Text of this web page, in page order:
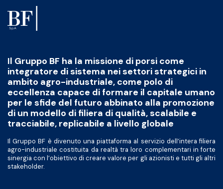
Il Gruppo BF ha la missione di porsi come
integratore di sistema nei settori strategici in
ambito agro-industriale, come polo di
eccellenza capace di formare il capitale umano
per le sfide del futuro abbinato alla promozione
di un modello di filiera di qualità, scalabile e
tracciabile, replicabile a livello globale
Il Gruppo BF è divenuto una piattaforma al servizio dell’intera filiera
agro-industriale costituita da realtà tra loro complementari in forte
sinergia con l’obiettivo di creare valore per gli azionisti e tutti gli altri
stakeholder.